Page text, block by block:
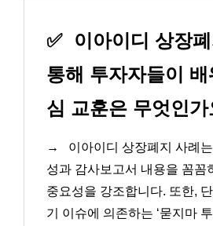
✅
이아이디 상장
통해 투자자들이
심 교훈은 무엇인가
→
이아이디 상장폐지 사례
성과 감사보고서 내용을 꼼꼼
중요성을 강조합니다. 또한,
기 이슈에 의존하는 ‘묻지마